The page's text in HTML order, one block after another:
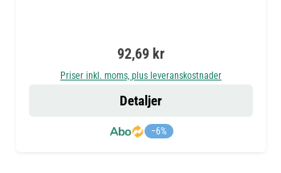
Ordinarie pris:
92,69 kr
Priser inkl. moms, plus leveranskostnader
−6%
Detaljer